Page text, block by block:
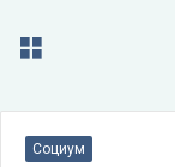
Меню
Социум